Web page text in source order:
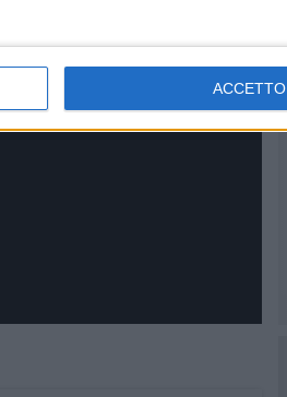
ACCETTO